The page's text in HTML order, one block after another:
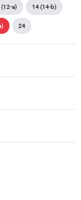
(12-a) 14 (14-b)
24